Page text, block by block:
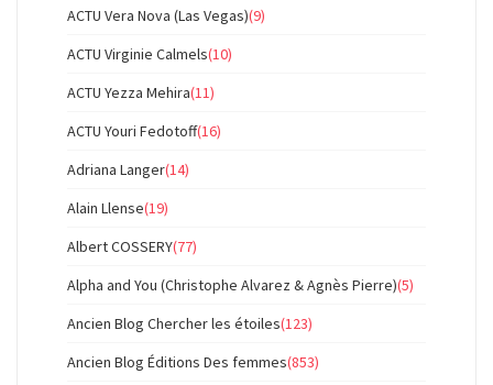
ACTU Vera Nova (Las Vegas)(9)
ACTU Virginie Calmels(10)
ACTU Yezza Mehira(11)
ACTU Youri Fedotoff(16)
Adriana Langer(14)
Alain Llense(19)
Albert COSSERY(77)
Alpha and You (Christophe Alvarez & Agnès Pierre)(5)
Ancien Blog Chercher les étoiles(123)
Ancien Blog Éditions Des femmes(853)